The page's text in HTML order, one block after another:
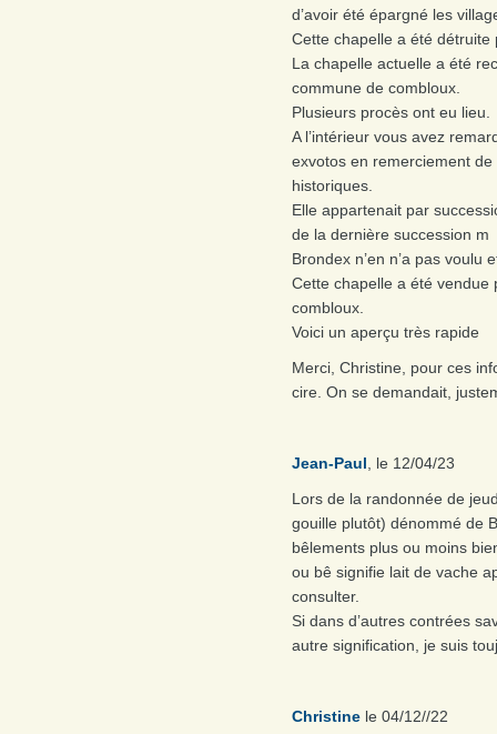
d’avoir été épargné les
Cette chapelle a été détruite
La chapelle actuelle a été
commune de combloux.
Plusieurs procès ont eu lieu.
A l’intérieur vous avez
exvotos en remerciement
historiques.
Elle appartenait par
de la dernière succession m
Brondex n’en n’a pas voulu
Cette chapelle a été vendue
combloux.
Voici un aperçu très rapide
Merci, Christine, pour ces
cire. On se demandait,
Jean-Paul , le 12/04/23
Lors de la randonnée de
gouille plutôt) dénommé de
bêlements plus ou moins
ou bê signifie lait de vache
consulter.
Si dans d’autres contrées
autre signification, je suis
Christine le 04/12//22